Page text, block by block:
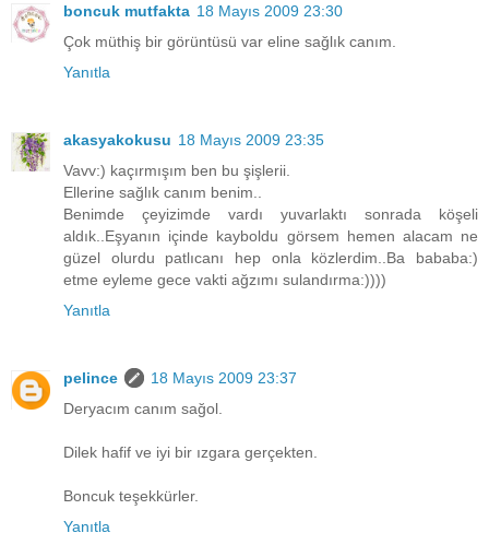
boncuk mutfakta 18 Mayıs 2009 23:30
Çok müthiş bir görüntüsü var eline sağlık canım.
Yanıtla
akasyakokusu 18 Mayıs 2009 23:35
Vavv:) kaçırmışım ben bu şişlerii.
Ellerine sağlık canım benim..
Benimde çeyizimde vardı yuvarlaktı sonrada köşeli
aldık..Eşyanın içinde kayboldu görsem hemen alacam ne
güzel olurdu patlıcanı hep onla közlerdim..Ba bababa:)
etme eyleme gece vakti ağzımı sulandırma:))))
Yanıtla
pelince
18 Mayıs 2009 23:37
Deryacım canım sağol.
Dilek hafif ve iyi bir ızgara gerçekten.
Boncuk teşekkürler.
Yanıtla